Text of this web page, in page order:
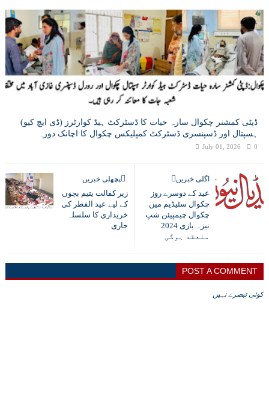
ڈپٹی کمشنر چکوال سارہ حیات کا ڈسٹرکٹ ہیڈ کوارٹرز (ڈی ایچ کیو)
ہسپتال اور ڈسپنسری ڈسٹرکٹ کمپلیکس چکوال کا اچانک دورہ
July 01, 2026 0
اگلی خبریں
عید کے دوسرے روز
چکوال سٹیڈیم میں
چکوال چیمپیئن شپ
نیزہ بازی 2024
منعقد ہوگی
پچھلی خبریں
زیر کفالت یتیم بچوں
کے لیے عید الفطر کی
خریداری کا سلسلہ
جاری
POST A COMMENT
کوئی تبصرے نہیں